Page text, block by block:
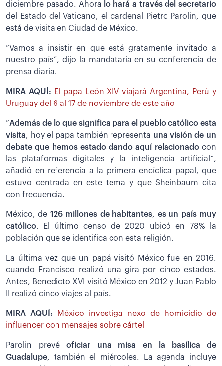
diciembre pasado. Ahora lo hará a través del secretario
del Estado del Vaticano, el cardenal Pietro Parolin, que
está de visita en Ciudad de México.
”Vamos a insistir en que está gratamente invitado a
nuestro país”, dijo la mandataria en su conferencia de
prensa diaria.
MIRA AQUÍ: El papa León XIV viajará Argentina, Perú y
Uruguay del 6 al 17 de noviembre de este año
”Además de lo que significa para el pueblo católico esta
visita, hoy el papa también representa una visión de un
debate que hemos estado dando aquí relacionadocon
las plataformas digitales y la inteligencia artificial”,
añadió en referencia a la primera encíclica papal, que
estuvo centrada en este tema y que Sheinbaum cita
con frecuencia.
México, de 126 millones de habitantes, es un país muy
católico. El último censo de 2020 ubicó en 78% la
población que se identifica con esta religión.
La última vez que un papá visitó México fue en 2016,
cuando Francisco realizó una gira por cinco estados.
Antes, Benedicto XVI visitó México en 2012 y Juan Pablo
II realizó cinco viajes al país.
MIRA AQUÍ:
México investiga nexo de homicidio de
influencer con mensajes sobre cártel
Parolin prevé oficiar una misa en la basílica de
Guadalupe, también el miércoles. La agenda incluye